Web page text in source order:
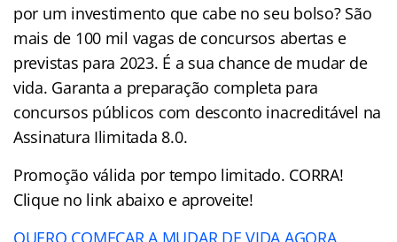
por um investimento que cabe no seu bolso? São
mais de 100 mil vagas de concursos abertas e
previstas para 2023. É a sua chance de mudar de
vida. Garanta a preparação completa para
concursos públicos com desconto inacreditável na
Assinatura Ilimitada 8.0.
Promoção válida por tempo limitado. CORRA!
Clique no link abaixo e aproveite!
QUERO COMEÇAR A MUDAR DE VIDA AGORA